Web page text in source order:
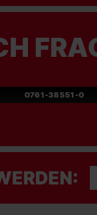
0761-38551-0